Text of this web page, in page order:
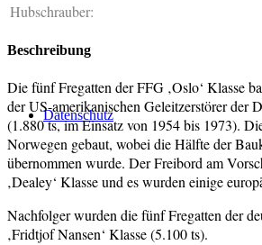
Datenschutz
Hubschrauber:
Beschreibung
Die fünf Fregatten der FFG ‚Oslo‘ Klasse
der US-amerikanischen Geleitzerstörer der
(1.880 ts, im Einsatz von 1954 bis 1973).
Norwegen gebaut, wobei die Hälfte der
übernommen wurde. Der Freibord am
‚Dealey‘ Klasse und es wurden einige
Nachfolger wurden die fünf Fregatten der
‚Fridtjof Nansen‘ Klasse (5.100 ts).